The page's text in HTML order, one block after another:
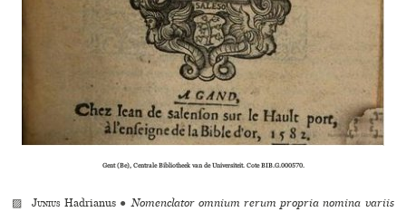
Gent (Be), Centrale Bibliotheek van de Universiteit. Cote BIB.G.000570.
▨Junius Hadrianus ● Nomenclator omnium rerum propria nomina variis